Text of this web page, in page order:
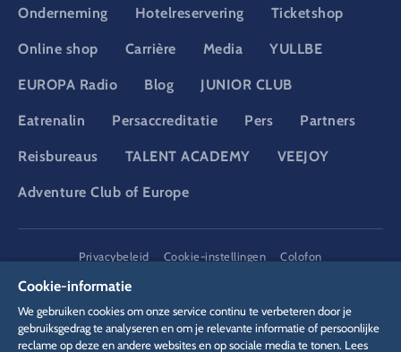
Onderneming Hotelreservering Ticketshop
Online shop Carrière Media YULLBE
EUROPA Radio Blog JUNIOR CLUB
Eatrenalin Persaccreditatie Pers Partners
Reisbureaus TALENT ACADEMY VEEJOY
Adventure Club of Europe
DSGVO
Privacybeleid Cookie-instellingen
Colofon
Cookie-informatie
We gebruiken cookies om onze service continu te verbeteren door je
gebruiksgedrag te analyseren en om je relevante informatie of persoonlijke
reclame op deze en andere websites en op sociale media te tonen. Lees